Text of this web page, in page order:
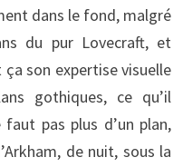
dans le fond, malgré
du pur Lovecraft, et
son expertise visuelle
gothiques, ce qu’il
pas plus d’un plan,
de nuit, sous la